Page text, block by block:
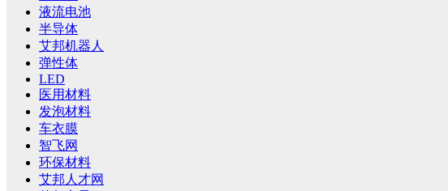
液流电池
半导体
艾邦机器人
弹性体
LED
医用材料
发泡材料
车衣膜
智飞网
环保材料
艾邦人才网